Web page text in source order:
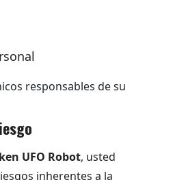
responsables de su
UFO Robot, usted
inherentes a la